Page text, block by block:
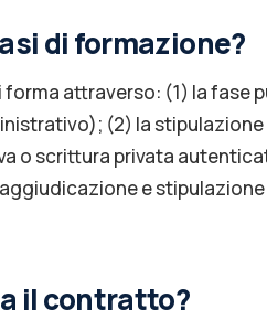
di formazione?
attraverso: (1) la fase
(2) la
o scrittura privata
e
il contratto?